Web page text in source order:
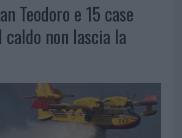
Teodoro e 15 case
non lascia la